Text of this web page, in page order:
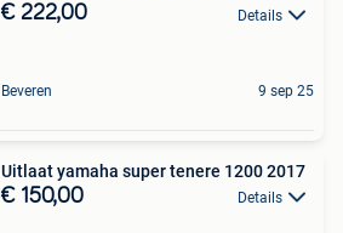
€ 222,00 Details
Beveren 9 sep 25
Uitlaat yamaha super tenere 1200 2017
€ 150,00 Details